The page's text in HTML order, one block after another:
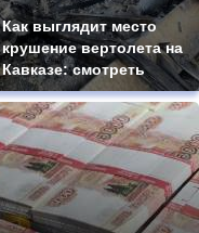
Как выглядит место
крушение вертолета на
Кавказе: смотреть